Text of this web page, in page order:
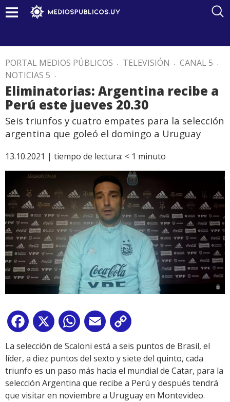
PORTAL MEDIOS PÚBLICOS . TELEVISIÓN . CANAL 5 .
NOTICIAS 5 .
Eliminatorias: Argentina recibe a
Perú este jueves 20.30
Seis triunfos y cuatro empates para la selección
argentina que goleó el domingo a Uruguay
13.10.2021 | tiempo de lectura: < 1 minuto
Facebook
X WhatsApp
Email
Link
La selección de Scaloni está a seis puntos de Brasil, el
líder, a diez puntos del sexto y siete del quinto, cada
triunfo es un paso más hacia el mundial de Catar, para la
selección Argentina que recibe a Perú y después tendrá
que visitar en noviembre a Uruguay en Montevideo.